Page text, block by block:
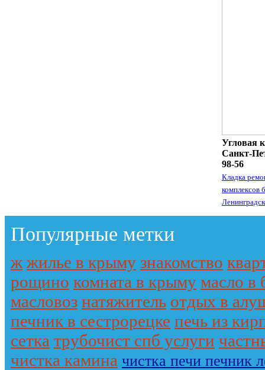
Угловая
Санкт-
98-56
Кладка
комплексов
Популярные метки
ж жилье в крыму знакомство
рощино комната в крыму масло в
масловоз натяжитель отдых в
печник в сестрорецке печь из
сетка трубочист спб услуги
чистка камина чистка печи печник